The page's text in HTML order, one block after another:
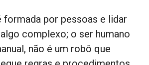
formada por pessoas e lidar
complexo; o ser humano
não é um robô que